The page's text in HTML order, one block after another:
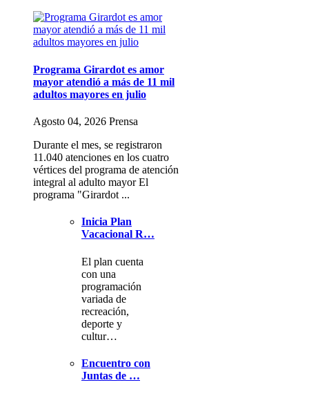
Programa Girardot es amor
mayor atendió a más de 11 mil
adultos mayores en julio
Agosto 04, 2026 Prensa
Durante el mes, se registraron
11.040 atenciones en los cuatro
vértices del programa de atención
integral al adulto mayor El
programa "Girardot ...
Inicia Plan
Vacacional R…
El plan cuenta
con una
programación
variada de
recreación,
deporte y
cultur…
Encuentro con
Juntas de …